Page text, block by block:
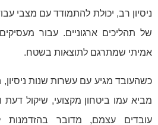
ניסיון רב, יכולת להתמודד עם מצבי
של תהליכים ארגוניים. עבור
אמיתי שמתרגם לתוצאות בשטח.
כשהעובד מגיע עם עשרות שנות
מביא עמו ביטחון מקצועי, שיקול דעת
עובדים עצמם, מדובר בהזדמנות